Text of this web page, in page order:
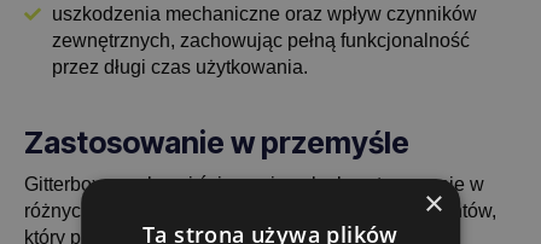
uszkodzenia mechaniczne oraz wpływ czynników
zewnętrznych, zachowując pełną funkcjonalność
przez długi czas użytkowania.
Zastosowanie w przemyśle
Gitterbox z pełnymi ścianami znalazł zastosowanie w
różnych branżach, w tym u jednego z naszych klientów,
który produkuje plastikowe elementy. Dzięki
×
Ta strona używa plików